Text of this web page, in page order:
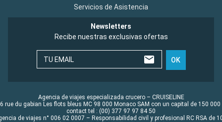
Servicios de Asistencia
Newsletters
Recibe nuestras exclusivas ofertas
TU EMAIL OK
Agencia de viajes especializada crucero – CRUISELINE
rue du gabian Les flots bleus MC 98 000 Monaco SAM con un capital de 150 000
contact tel : (00) 377 97 97 84 50
de viajes n° 006 02 0007 – Responsabilidad civil y profesional RC RSA de